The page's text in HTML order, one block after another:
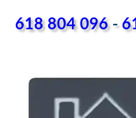
618 804 096-